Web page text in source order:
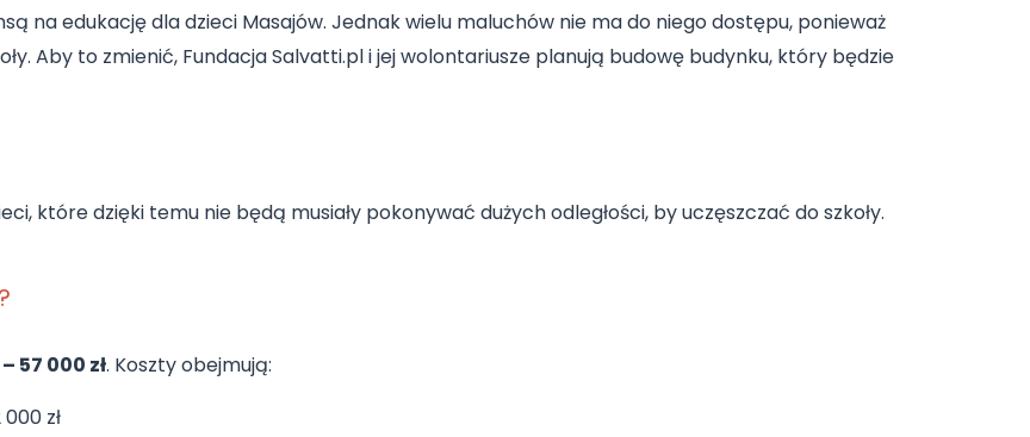
na edukację dla dzieci Masajów. Jednak wielu maluchów nie ma do niego dostępu, ponieważ
Aby to zmienić, Fundacja Salvatti.pl i jej wolontariusze planują budowę budynku, który będzie
które dzięki temu nie będą musiały pokonywać dużych odległości, by uczęszczać do szkoły.
57 000 zł. Koszty obejmują:
zł